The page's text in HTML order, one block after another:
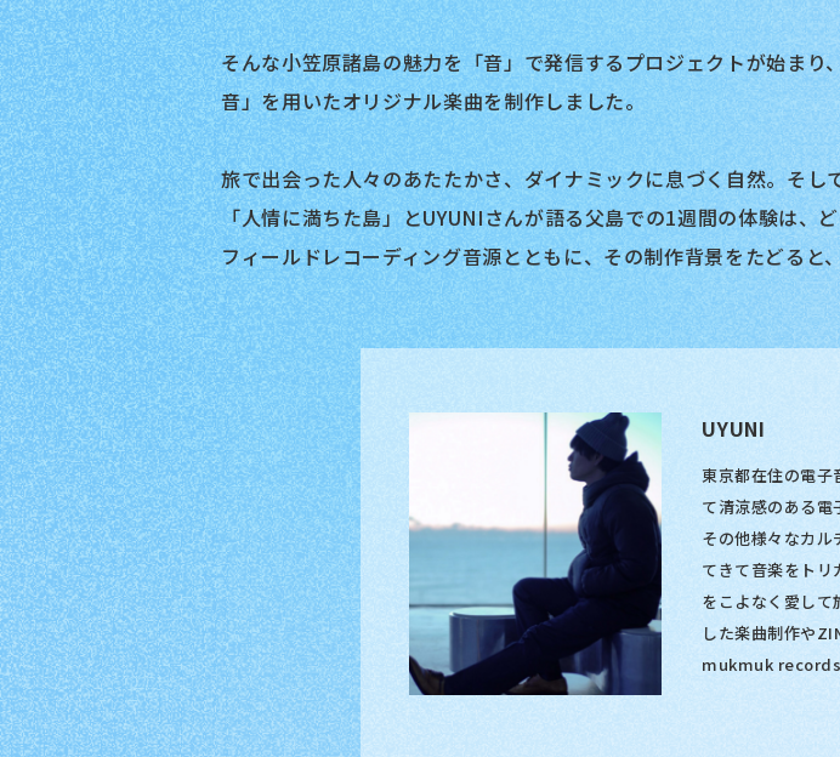
そんな小笠原諸島の魅力を「音」で発信するプロジェクトが始ま
音」を用いたオリジナル楽曲を制作しました。
旅で出会った人々のあたたかさ、ダイナミックに息づく自然。そ
「人情に満ちた島」とUYUNIさんが語る父島での1週間の体験は、
フィールドレコーディング音源とともに、その制作背景をたどる
UYUNI
東京都在住の電子
て清涼感のある電
その他様々なカ
てきて音楽をト
をこよなく愛し
した楽曲制作や
mukmuk records